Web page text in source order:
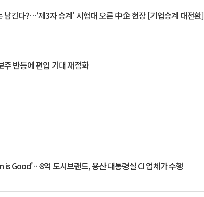
남긴다?…‘제3자 승계’ 시험대 오른 中企 현장 [기업승계 대전환]
반등에 편입 기대 재점화
is Good'…8억 도시브랜드, 용산 대통령실 CI 업체가 수행